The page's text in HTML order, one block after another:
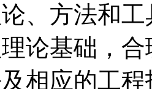
、方法和
论基础，
相应的工